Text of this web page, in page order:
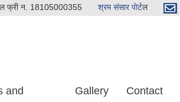
फ्री न. 18105000355 श्रम संसार पाेर्टल
and Gallery Contact